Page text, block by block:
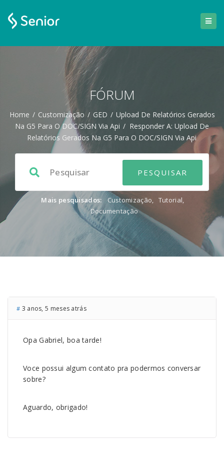
FÓRUM
Home / Customização / GED / Upload De Relatórios Gerados
Na G5 Para O DOC/SIGN Via Api / Responder A: Upload De
Relatórios Gerados Na G5 Para O DOC/SIGN Via Api
Mais pesquisados: Customização, Tutorial,
Documentação
# 3 anos, 5 meses atrás
Opa Gabriel, boa tarde!
Voce possui algum contato pra podermos conversar
sobre?
Aguardo, obrigado!